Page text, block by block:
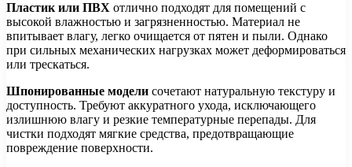
Пластик или ПВХ отлично подходят для помещений с
высокой влажностью и загрязненностью. Материал не
впитывает влагу, легко очищается от пятен и пыли. Однако
при сильных механических нагрузках может деформироваться
или трескаться.
Шпонированные модели сочетают натуральную текстуру и
доступность. Требуют аккуратного ухода, исключающего
излишнюю влагу и резкие температурные перепады. Для
чистки подходят мягкие средства, предотвращающие
повреждение поверхности.